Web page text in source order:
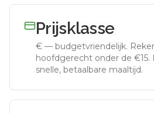
Prijsklasse
€ — budgetvriendelijk.
hoofdgerecht onder de €15.
snelle, betaalbare maaltijd.